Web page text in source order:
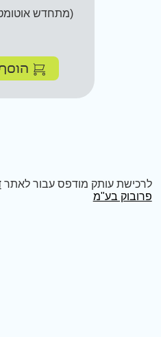
(מתחדש
לרכישת עותק מודפס עבור לאתר
פרובוק בע"מ